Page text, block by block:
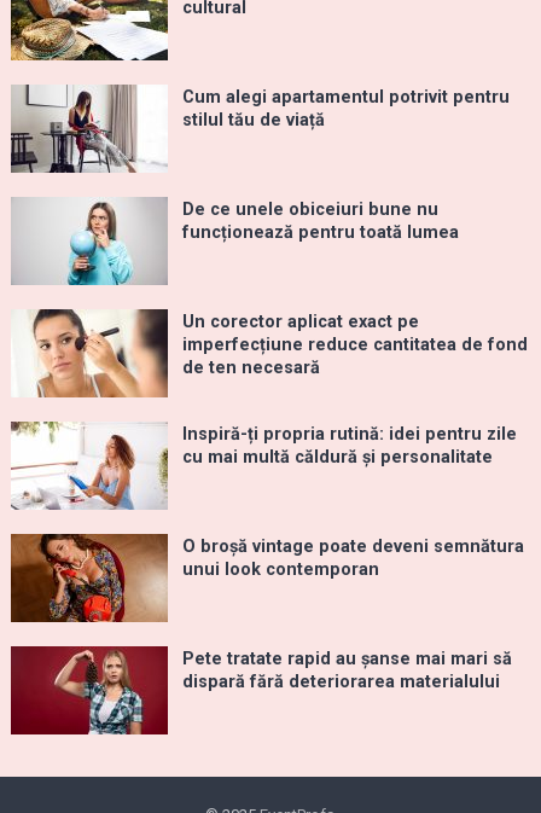
cultural
Cum alegi apartamentul potrivit pentru
stilul tău de viață
De ce unele obiceiuri bune nu
funcționează pentru toată lumea
Un corector aplicat exact pe
imperfecțiune reduce cantitatea de fond
de ten necesară
Inspiră-ți propria rutină: idei pentru zile
cu mai multă căldură și personalitate
O broșă vintage poate deveni semnătura
unui look contemporan
Pete tratate rapid au șanse mai mari să
dispară fără deteriorarea materialului